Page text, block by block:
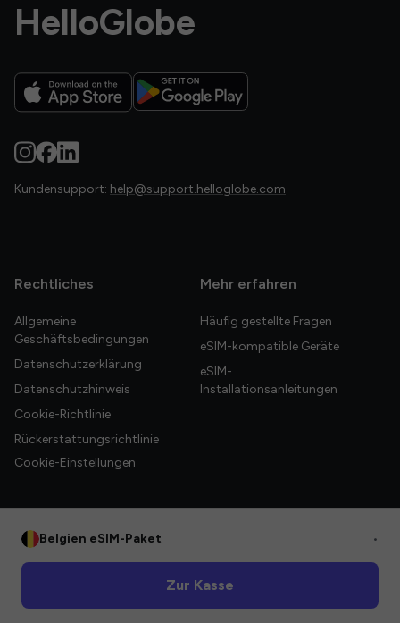
HelloGlobe
Kundensupport: help@support.helloglobe.com
Rechtliches
Allgemeine
Geschäftsbedingungen
Datenschutzerklärung
Datenschutzhinweis
Cookie-Richtlinie
Rückerstattungsrichtlinie
Cookie-Einstellungen
Mehr erfahren
Häufig gestellte Fragen
eSIM-kompatible Geräte
eSIM-
Installationsanleitungen
Belgien eSIM-Paket •
Zur Kasse